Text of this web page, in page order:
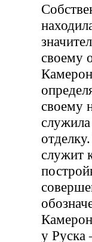
своему
своему
служит
у Руска